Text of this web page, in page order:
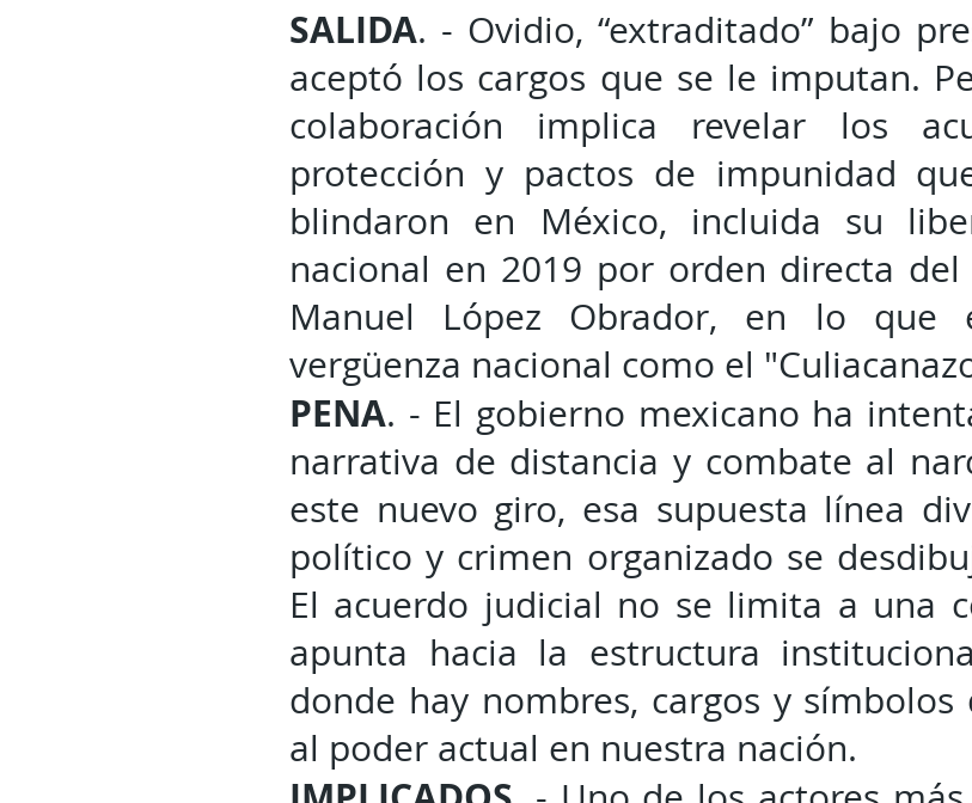
SALIDA. - Ovidio, “extraditado” bajo
aceptó los cargos que se le imputan.
colaboración implica revelar los
protección y pactos de impunidad
blindaron en México, incluida su
nacional en 2019 por orden directa del
Manuel López Obrador, en lo que
vergüenza nacional como el
PENA. - El gobierno mexicano ha
narrativa de distancia y combate al
este nuevo giro, esa supuesta línea
político y crimen organizado se
El acuerdo judicial no se limita a una
apunta hacia la estructura
donde hay nombres, cargos y
al poder actual en nuestra nación.